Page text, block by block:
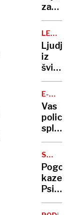
vozilo
za
za
primer
v
še
PLAZ
Ljudje
iz
doline,
ki jo
je
zasul
plaz,
se
na
E-
SKIROJI
Vas
sploh
lahko
zaradi
SPOLNO
kazen:
in